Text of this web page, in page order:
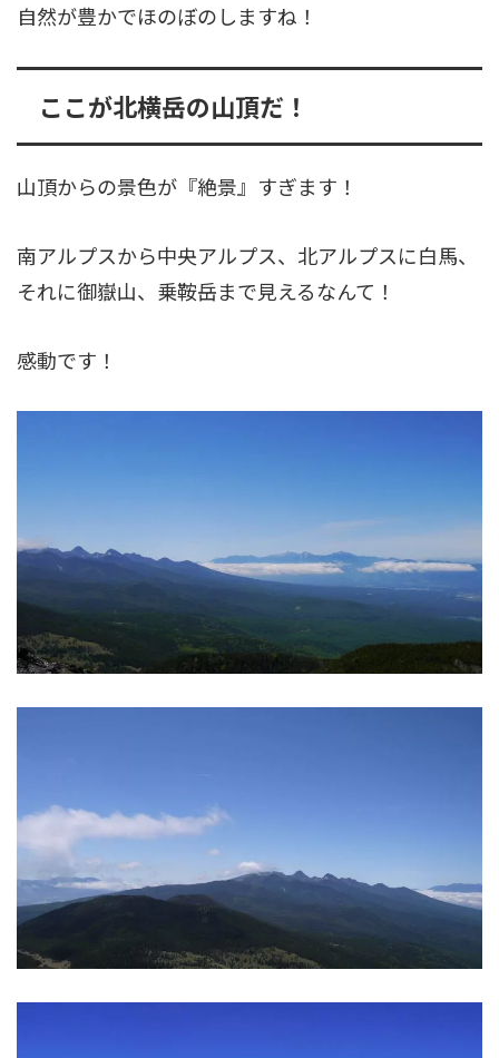
自然が豊かでほのぼのしますね！
ここが北横岳の山頂だ！
山頂からの景色が『絶景』すぎます！
南アルプスから中央アルプス、北アルプスに白馬、
それに御嶽山、乗鞍岳まで見えるなんて！
感動です！